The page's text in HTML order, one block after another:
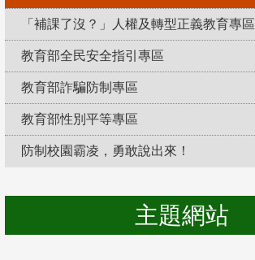
「補課了沒？」人權及轉型正義教育專區
教育部全民安全指引專區
教育部詐騙防制專區
教育部性別平等專區
防制校園霸凌，勇敢說出來！
主題網站